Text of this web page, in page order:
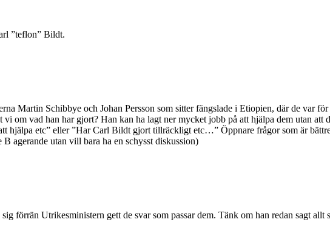
”teflon” Bildt.
Martin Schibbye och Johan Persson som sitter fängslade i Etiopien, där de var
om vad han har gjort? Han kan ha lagt ner mycket jobb på att hjälpa dem utan
hjälpa etc” eller ”Har Carl Bildt gjort tillräckligt etc…” Öppnare frågor som är
agerande utan vill bara ha en schysst diskussion)
förrän Utrikesministern gett de svar som passar dem. Tänk om han redan sagt allt